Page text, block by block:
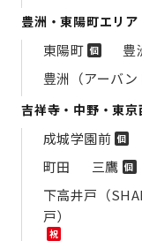
豊洲・東陽町エリア
東陽町 個
豊
豊洲（アーバン
吉祥寺・中野・東
成城学園前 個
町田
三鷹 個
下高井戸（
戸）
祝